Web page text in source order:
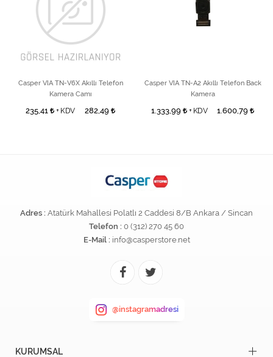
Casper VIA TN-V6X Akıllı Telefon
Kamera Camı
235,41 + KDV 282,49
Casper VIA TN-A2 Akıllı Telefon Back
Kamera
1.333,99 + KDV 1.600,79
Adres : Atatürk Mahallesi Polatlı 2 Caddesi 8/B Ankara / Sincan
Telefon : 0 (312) 270 45 60
E-Mail : info@casperstore.net
@instagramadresi
KURUMSAL